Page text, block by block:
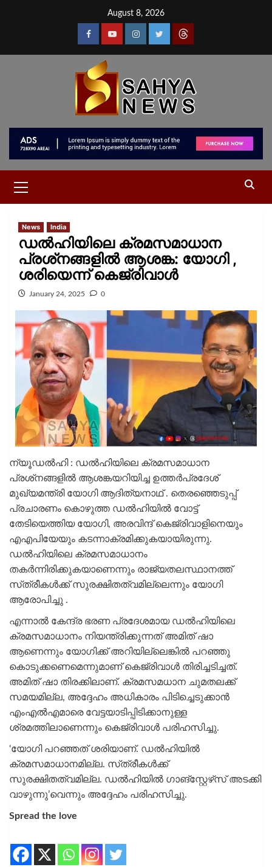
August 8, 2026
News India
ഡൽഹിയിലെ ക്രമസമാധാന
പ്രശ്‌നങ്ങളിൽ ആശങ്ക: യോഗി ,
ശരിയെന്ന് കെജ്രിവാൾ
January 24, 2025 0
ന്യൂഡൽഹി : ഡൽഹിയിലെ ക്രമസമാധാന
പ്രശ്‌നങ്ങളിൽ ആശങ്കയറിയിച്ച ഉത്തർപ്രദേശ്
മുഖ്യമന്ത്രി യോഗി ആദിത്യനാഥ് . തെരഞ്ഞെടുപ്പ്
പ്രചാരണം കൊഴുത്ത ഡൽഹിയിൽ വോട്ട്
തേടിയെത്തിയ യോഗി, അരവിന്ദ് കെജ്‌രിവാളിനെയും
എഎപിയേയും കടന്നാക്രമിക്കുകയായിരുന്നു.
ഡൽഹിയിലെ ക്രമസമാധാനം
തകർന്നിരിക്കുകയാണെന്നും രാജ്യതലസ്ഥാനത്ത്
സ്‌ത്രീകള്‍ക്ക് സുരക്ഷിതത്വമില്ലെന്നും യോഗി
ആരോപിച്ചു .
എന്നാൽ കേന്ദ്ര ഭരണ പ്രദേശമായ ഡൽഹിയിലെ
ക്രമസമാധാനം നിയന്ത്രിക്കുന്നത് അമിത് ഷാ
ആണെന്നും യോഗിക്ക് അറിയില്ലെങ്കിൽ പറഞ്ഞു
കൊടുക്കണെമെന്നുമാണ് കെജ്‌രിവാള്‍ തിരിച്ചടിച്ചത്.
അമിത് ഷാ തിരക്കിലാണ്. ക്രമസമധാന ചുമതലക്ക്
സമയമില്ല, അദ്ദേഹം അധികാരം പിടിച്ചെടുക്കാൻ
എംഎൽഎമാരെ വേട്ടയാടിപ്പിടിക്കാനുള്ള
ശ്രമത്തിലാണെന്നും കെജ്‌രിവാള്‍ പരിഹസിച്ചു.
‘യോഗി പറഞ്ഞത് ശരിയാണ്. ഡൽഹിയിൽ
ക്രമസമാധാനമില്ല. സ്‌ത്രീകള്‍ക്ക്
സുരക്ഷിതത്വമില്ല. ഡൽഹിയിൽ ഗാങ്സ്റ്റേഴ്‌സ് അടക്കി
വാഴുന്നു’വെന്നും അദ്ദേഹം പരിഹസിച്ചു.
Spread the love